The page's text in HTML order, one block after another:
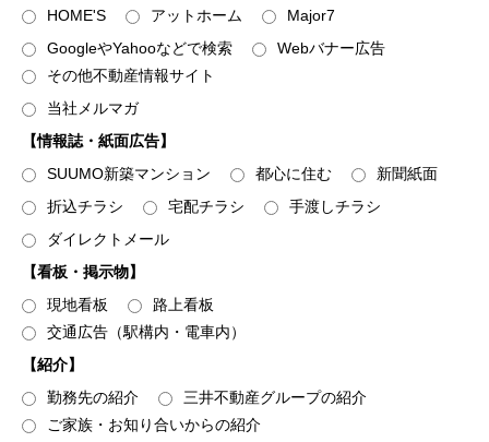
に弊社および弊社のグループ各社が行うお客様によりよい商
品・サービスを提供するための市場調査などのマーケティン
グ活動・調査・分析のため
＜例として、以下の利用目的が含まれます＞
改善
• アンケートの実施
• 顧客動向分析
• 販売促進活動の効果検証､販売促進計画の策定
４．上記利用目的１～３の達成にあたり第三者に提供するた
個人関連情報の取得
弊社は、第三者であるデータ提供サービス事業者から
Cookieや広告ID（スマートフォン端末の識別子）等（以下
HOME'S
アットホーム
Major7
GoogleやYahooなどで検索
Webバナー広告
その他不動産情報サイト
当社メルマガ
【情報誌・紙面広告】
SUUMO新築マンション
都心に住む
新聞紙面
折込チラシ
宅配チラシ
手渡しチラシ
ダイレクトメール
【看板・掲示物】
現地看板
路上看板
交通広告（駅構内・電車内）
【紹介】
勤務先の紹介
三井不動産グループの紹介
ご家族・お知り合いからの紹介